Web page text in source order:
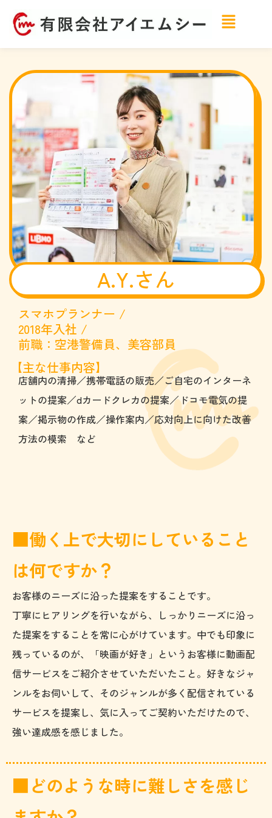
A.Y.さん
スマホプランナー /
2018年入社 /
前職：空港警備員、美容部員
【主な仕事内容】
店舗内の清掃／携帯電話の販売／ご自宅のインターネ
ットの提案／dカードクレカの提案／ドコモ電気の提
案／掲示物の作成／操作案内／応対向上に向けた改善
方法の模索 など
■働く上で大切にしていること
は何ですか？
お客様のニーズに沿った提案をすることです。
丁寧にヒアリングを行いながら、しっかりニーズに沿っ
た提案をすることを常に心がけています。中でも印象に
残っているのが、「映画が好き」というお客様に動画配
信サービスをご紹介させていただいたこと。好きなジャ
ンルをお伺いして、そのジャンルが多く配信されている
サービスを提案し、気に入ってご契約いただけたので、
強い達成感を感じました。
■どのような時に難しさを感じ